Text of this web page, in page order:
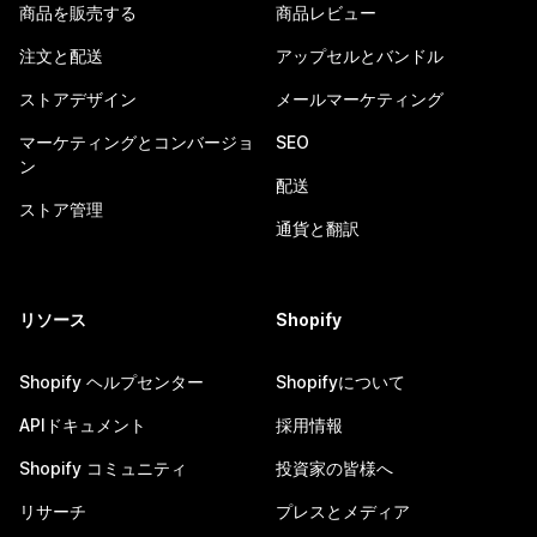
商品を販売する
注文と配送
ストアデザイン
マーケティングとコンバージョ
ン
ストア管理
商品レビュー
アップセルとバンドル
メールマーケティング
SEO
配送
通貨と翻訳
リソース
Shopify ヘルプセンター
APIドキュメント
Shopify コミュニティ
リサーチ
Shopify
Shopifyについて
採用情報
投資家の皆様へ
プレスとメディア